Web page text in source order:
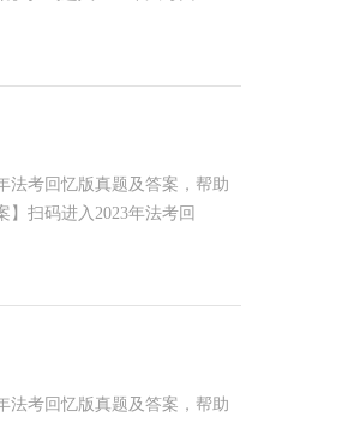
法考回忆版真题及答案，帮助
】扫码进入2023年法考回
法考回忆版真题及答案，帮助